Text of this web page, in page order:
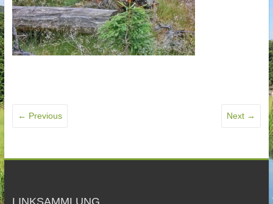
← Previous Next →
LINKSAMMLUNG